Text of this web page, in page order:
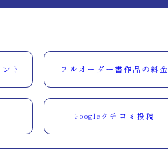
ト フルオーダー書作品の料金
Googleクチコミ投稿